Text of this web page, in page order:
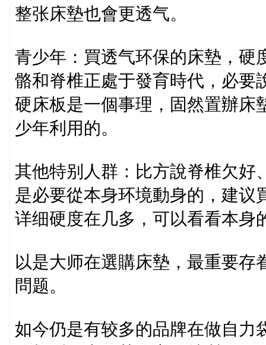
整张床墊也會更透气。
青少年：買透气环保的床墊，硬
骼和脊椎正處于發育時代，必要
硬床板是一個事理，固然置辦床
少年利用的。
其他特别人群：比方說脊椎欠好
是必要從本身环境動身的，建议
详细硬度在几多，可以看看本身
以是大师在選購床墊，最重要
問题。
如今仍是有较多的品牌在做自力